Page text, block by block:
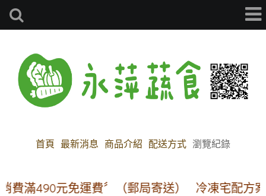
首頁 最新消息 商品介紹 配送方式 瀏覽紀錄
490元免運費〞（郵局寄送） 冷凍宅配方案:【